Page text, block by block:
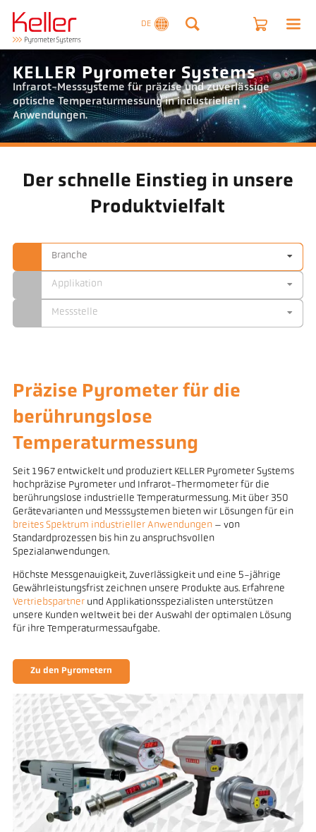
DE
KELLER Pyrometer Systems
Infrarot-Messsysteme für präzise und zuverlässige
optische Temperaturmessung in industriellen
Anwendungen.
Der schnelle Einstieg in unsere
Produktvielfalt
Branche
Applikation
Messstelle
Präzise Pyrometer für die
berührungslose
Temperaturmessung
Seit 1967 entwickelt und produziert KELLER Pyrometer Systems
hochpräzise Pyrometer und Infrarot-Thermometer für die
berührungslose industrielle Temperaturmessung. Mit über 350
Gerätevarianten und Messsystemen bieten wir Lösungen für ein
breites Spektrum industrieller Anwendungen– von
Standardprozessen bis hin zu anspruchsvollen
Spezialanwendungen.
Höchste Messgenauigkeit, Zuverlässigkeit und eine 5-jährige
Gewährleistungsfrist zeichnen unsere Produkte aus. Erfahrene
Vertriebspartnerund Applikationsspezialisten unterstützen
unsere Kunden weltweit bei der Auswahl der optimalen Lösung
für ihre Temperaturmessaufgabe.
Zu den Pyrometern